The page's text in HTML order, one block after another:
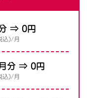
⇒ 0円
込)/月
分 ⇒ 0円
込)/月